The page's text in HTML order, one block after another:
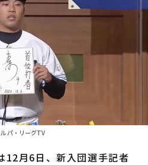
イターズ
パ・リーグTV
月6日、新入団選手記者